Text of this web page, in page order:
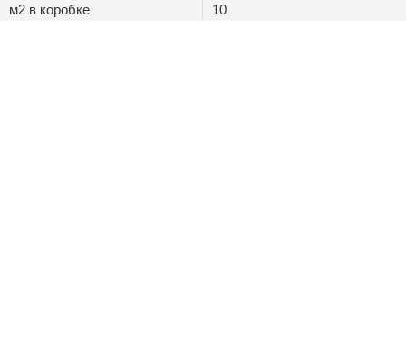
м2 в коробке
10